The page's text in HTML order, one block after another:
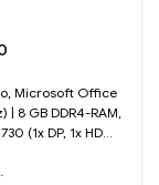
Microsoft Office
8 GB DDR4-RAM,
(1x DP, 1x HD...